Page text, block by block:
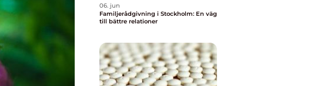
06. jun
Familjerådgivning i Stockholm: En väg
till bättre relationer